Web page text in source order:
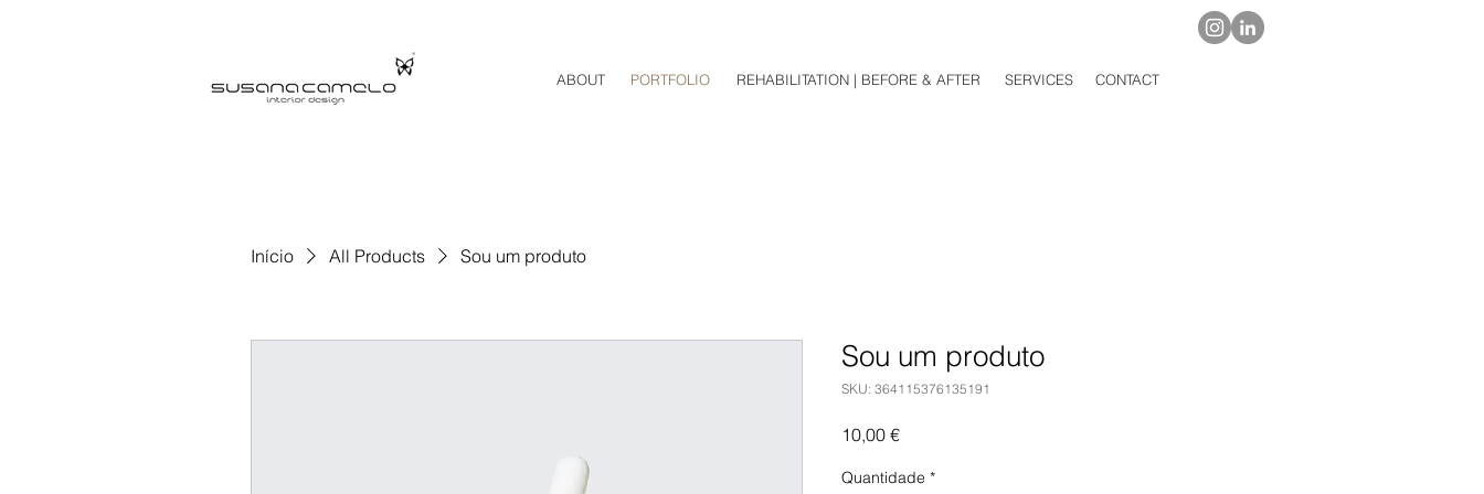
ABOUT PORTFOLIO REHABILITATION | BEFORE & AFTER SERVICES CONTACT
Início All Products Sou um produto
Sou um produto
SKU: 364115376135191
10,00 €Preço
Quantidade *